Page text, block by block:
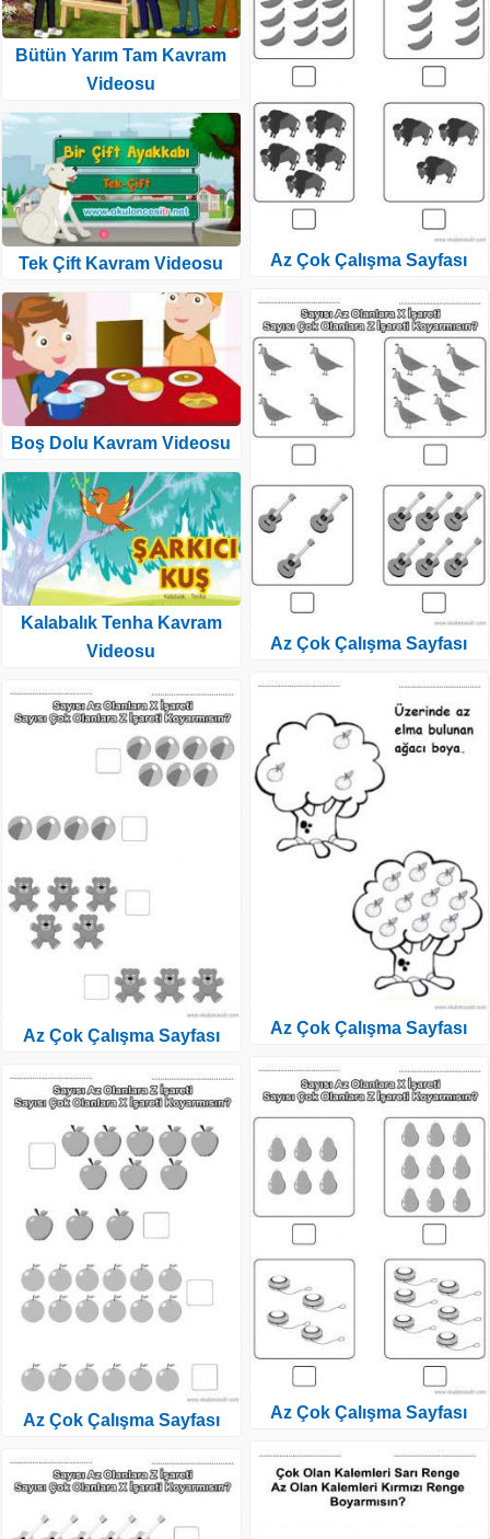
Bütün Yarım Tam Kavram
Videosu
Tek Çift Kavram Videosu
Boş Dolu Kavram Videosu
Kalabalık Tenha Kavram
Videosu
Az Çok Çalışma Sayfası
Az Çok Çalışma Sayfası
Az Çok Çalışma Sayfası
Az Çok Çalışma Sayfası
Az Çok Çalışma Sayfası
Az Çok Çalışma Sayfası